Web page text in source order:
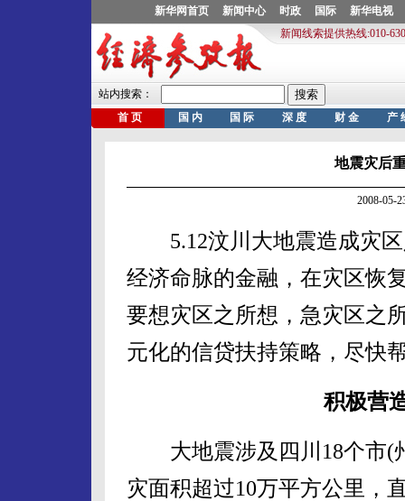
地震灾后
2008-05-
5.12汶川大地震造成灾区
经济命脉的金融，在灾区恢
要想灾区之所想，急灾区之
元化的信贷扶持策略，尽快
积极营
大地震涉及四川18个市(
灾面积超过10万平方公里，